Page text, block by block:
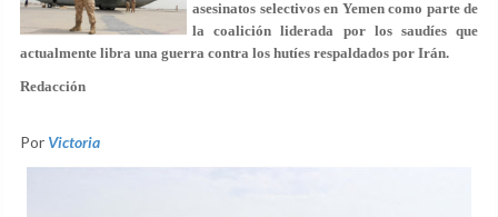
asesinatos selectivos en Yemen como parte de
la coalición liderada por los saudíes que
actualmente libra una guerra contra los hutíes respaldados por Irán.
Redacción
Por Victoria